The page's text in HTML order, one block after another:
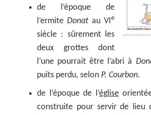
de l’époque de
l’ermiteDonat au VIe
siècle : sûrement les
deux grottes dont
l’une pourrait être l’abri à
puits perdu, selon P. Courbon.
de l’époque de l’église
construite pour servir de lieu